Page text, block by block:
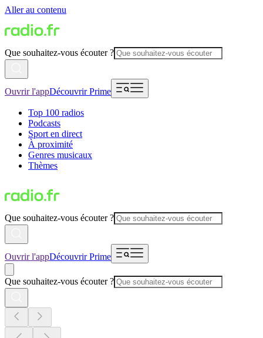
Aller au contenu
Que souhaitez-vous écouter ?
Ouvrir l'appDécouvrir Prime
Top 100 radios
Podcasts
Sport en direct
À proximité
Genres musicaux
Thèmes
Que souhaitez-vous écouter ?
Ouvrir l'appDécouvrir Prime
Que souhaitez-vous écouter ?